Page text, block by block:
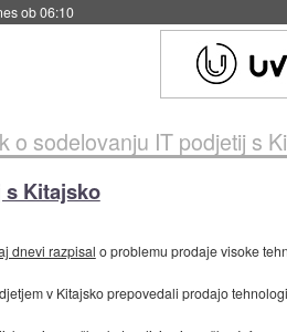
ob 06:10
o sodelovanju IT podjetij s
s Kitajsko
dnevi razpisal o problemu prodaje visoke
v Kitajsko prepovedali prodajo